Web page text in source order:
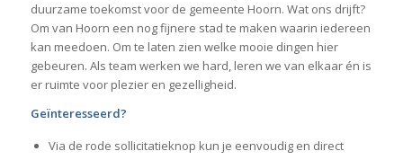
duurzame toekomst voor de gemeente Hoorn. Wat ons drijft?
Om van Hoorn een nog fijnere stad te maken waarin iedereen
kan meedoen. Om te laten zien welke mooie dingen hier
gebeuren. Als team werken we hard, leren we van elkaar én is
er ruimte voor plezier en gezelligheid.
Geïnteresseerd?
Via de rode sollicitatieknop kun je eenvoudig en direct